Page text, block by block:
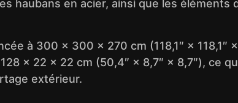
haubans en acier, ainsi que les éléments
à 300 × 300 × 270 cm (118,1″ × 118,1″
× 22 × 22 cm (50,4″ × 8,7″ × 8,7″), ce
extérieur.